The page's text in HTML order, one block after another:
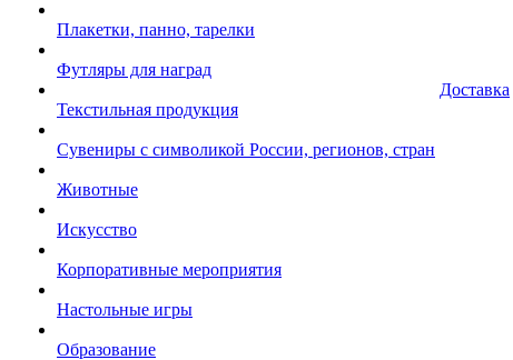
Плакетки, панно, тарелки
Футляры для наград
Текстильная продукция
Сувениры с символикой России, регионов, стран
Животные
Искусство
Корпоративные мероприятия
Настольные игры
Образование
Доставка